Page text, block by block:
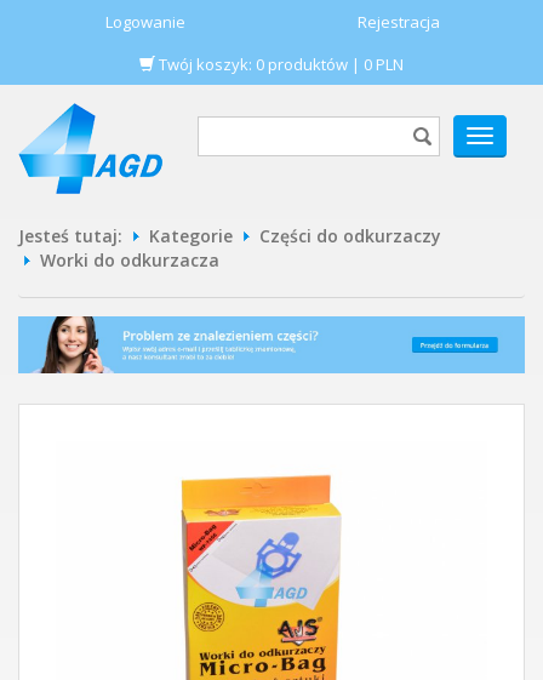
Logowanie
Rejestracja
Twój koszyk: 0 produktów | 0 PLN
POKAŻ
MENU
Jesteś tutaj: Kategorie
Części do odkurzaczy
Worki do odkurzacza